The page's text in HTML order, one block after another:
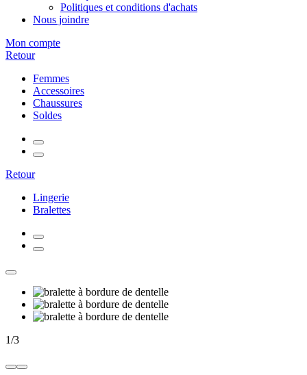
Politiques et conditions d'achats
Nous joindre
Mon compte
Retour
Femmes
Accessoires
Chaussures
Soldes
Retour
Lingerie
Bralettes
1/3